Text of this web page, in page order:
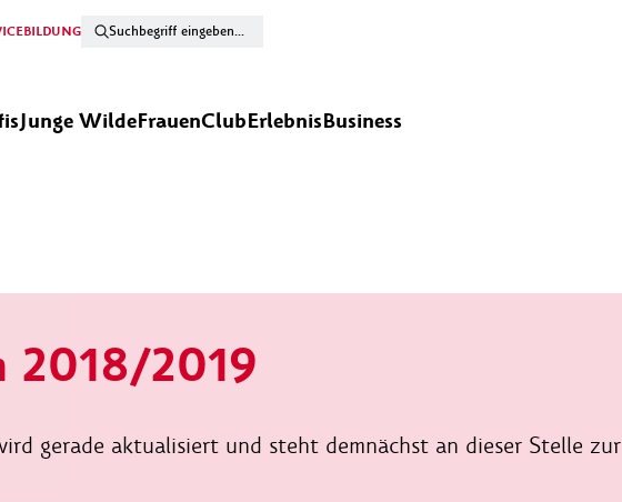
BILDUNG
Junge WildeFrauenClubErlebnisBusiness
2018/2019
gerade aktualisiert und steht demnächst an dieser Stelle zur